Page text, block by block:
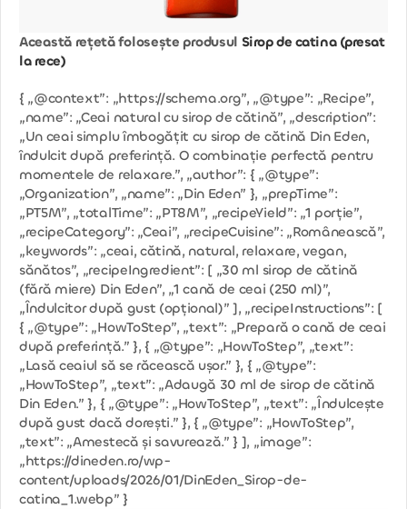
Această rețetă folosește produsul Sirop de catina (presat
la rece)
{ „@context”: „https://schema.org”, „@type”: „Recipe”,
„name”: „Ceai natural cu sirop de cătină”, „description”:
„Un ceai simplu îmbogățit cu sirop de cătină Din Eden,
îndulcit după preferință. O combinație perfectă pentru
momentele de relaxare.”, „author”: { „@type”:
„Organization”, „name”: „Din Eden” }, „prepTime”:
„PT5M”, „totalTime”: „PT8M”, „recipeYield”: „1 porție”,
„recipeCategory”: „Ceai”, „recipeCuisine”: „Românească”,
„keywords”: „ceai, cătină, natural, relaxare, vegan,
sănătos”, „recipeIngredient”: [ „30 ml sirop de cătină
(fără miere) Din Eden”, „1 cană de ceai (250 ml)”,
„Îndulcitor după gust (opțional)” ], „recipeInstructions”: [
{ „@type”: „HowToStep”, „text”: „Prepară o cană de ceai
după preferință.” }, { „@type”: „HowToStep”, „text”:
„Lasă ceaiul să se răcească ușor.” }, { „@type”:
„HowToStep”, „text”: „Adaugă 30 ml de sirop de cătină
Din Eden.” }, { „@type”: „HowToStep”, „text”: „Îndulcește
după gust dacă dorești.” }, { „@type”: „HowToStep”,
„text”: „Amestecă și savurează.” } ], „image”:
„https://dineden.ro/wp-
content/uploads/2026/01/DinEden_Sirop-de-
catina_1.webp” }